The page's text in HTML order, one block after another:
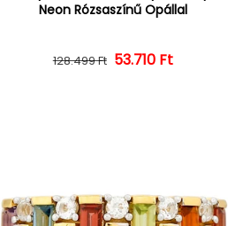
Neon Rózsaszínű Opállal
Normál ár
128.499 Ft Kedvezményes ár
53.710 Ft